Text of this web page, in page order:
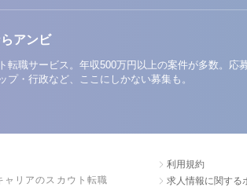
アンビ
転職サービス。年収500万円以上の案件が多数。
・行政など、ここにしかない募集も。
ャリアのスカウト転職
利用規約
求人情報に関する